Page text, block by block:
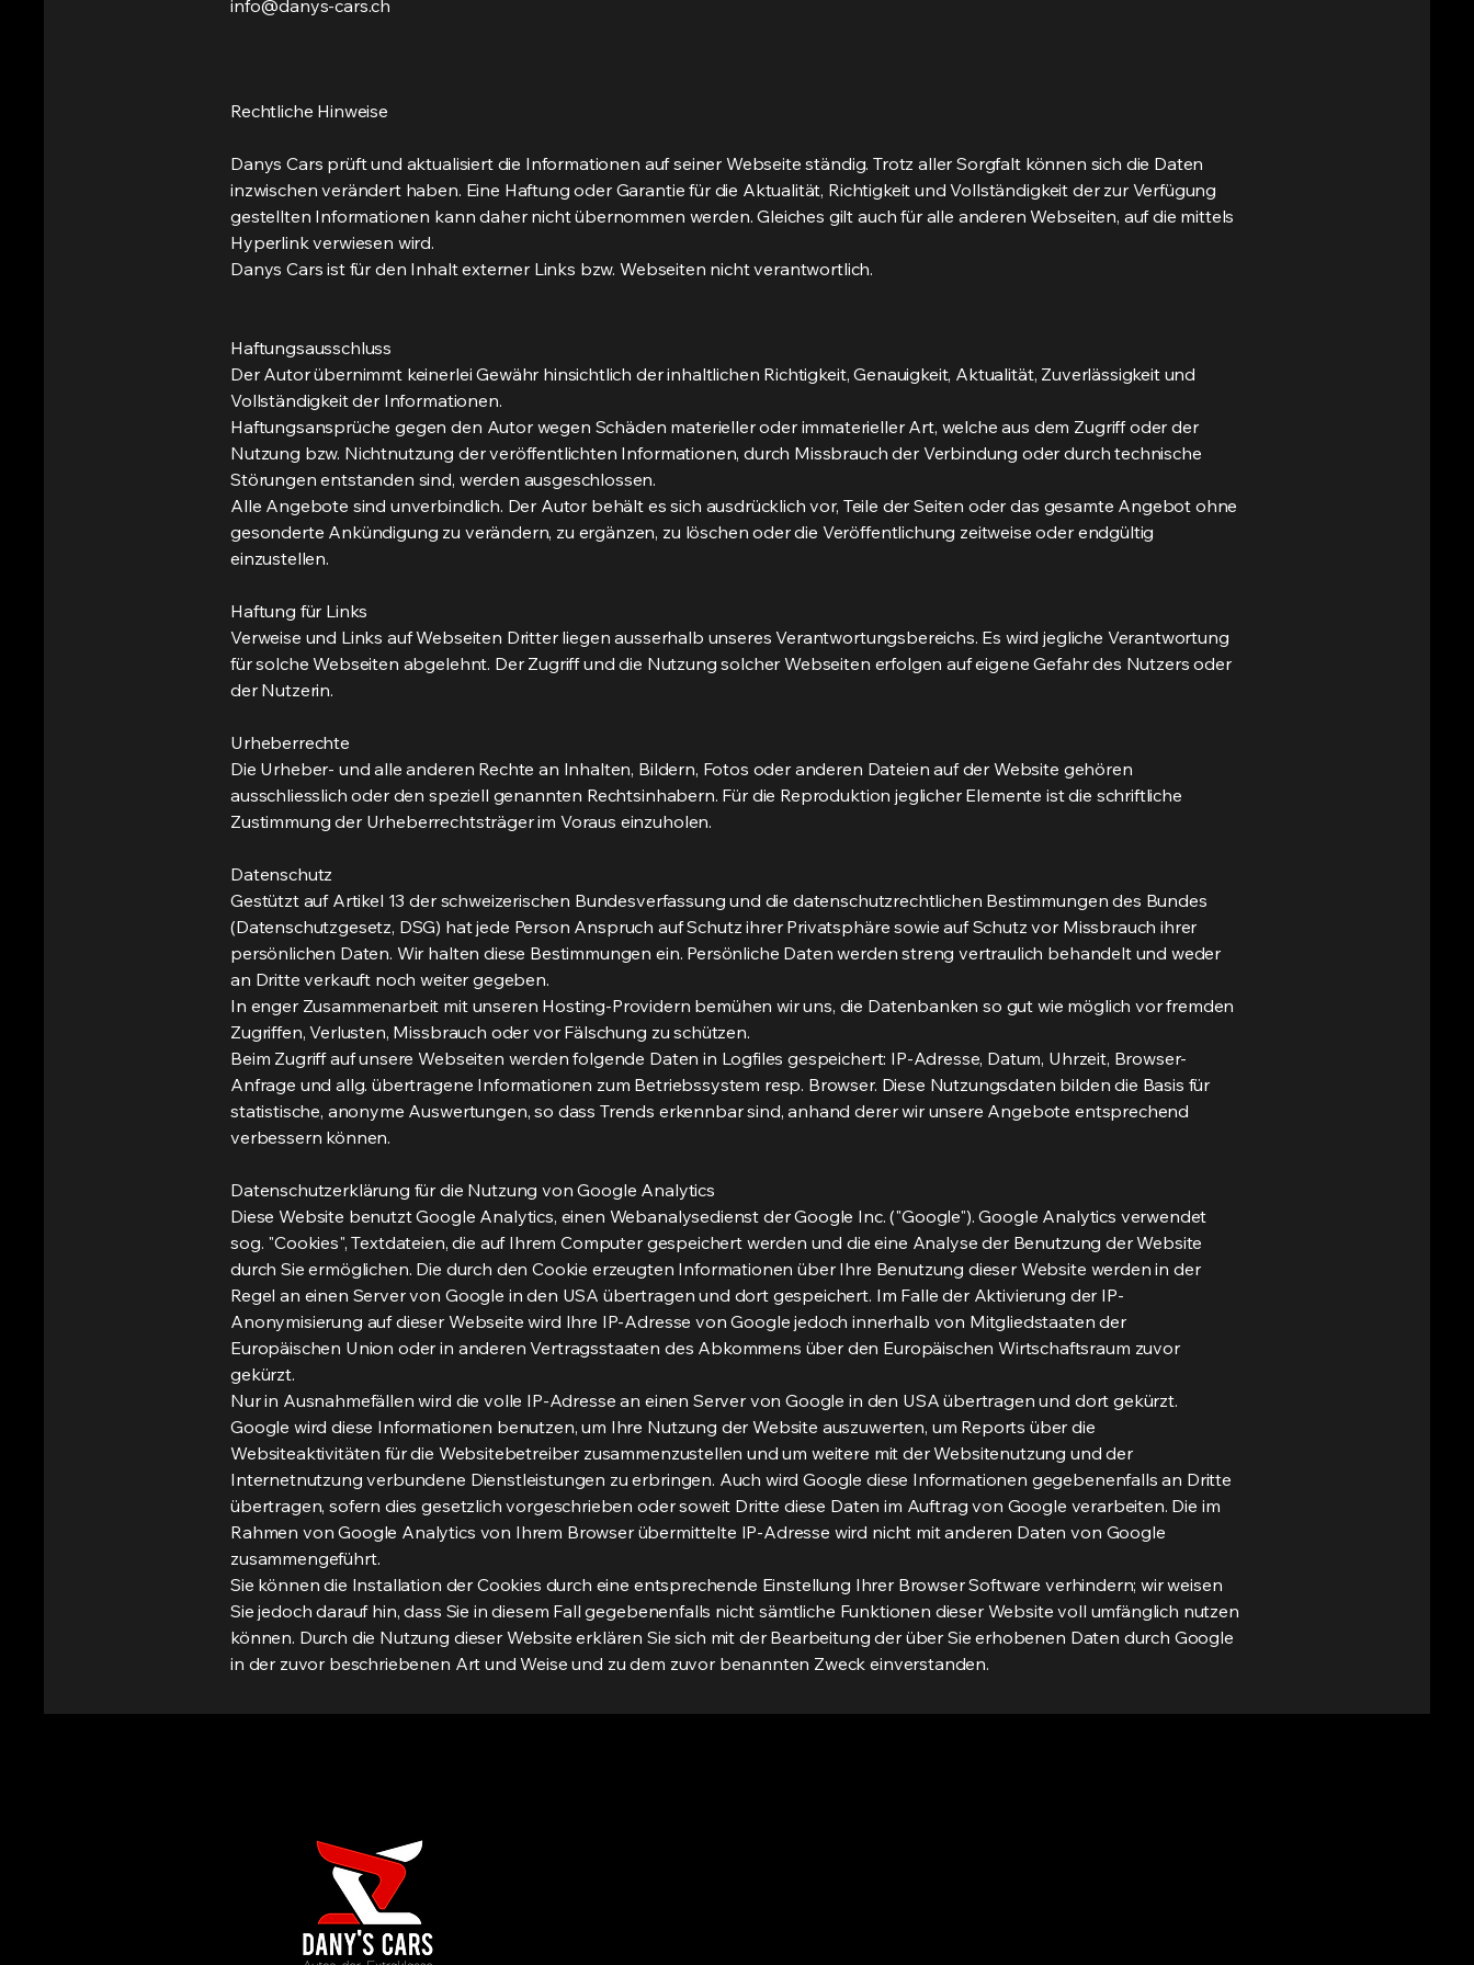
info@danys-cars.ch
Rechtliche Hinweise
Danys Cars prüft und aktualisiert die Informationen auf seiner Webseite ständig. Trotz aller Sorgfalt können sich die Daten
inzwischen verändert haben. Eine Haftung oder Garantie für die Aktualität, Richtigkeit und Vollständigkeit der zur Verfügung
gestellten Informationen kann daher nicht übernommen werden. Gleiches gilt auch für alle anderen Webseiten, auf die mittels
Hyperlink verwiesen wird.
Danys Cars ist für den Inhalt externer Links bzw. Webseiten nicht verantwortlich.
Haftungsausschluss
Der Autor übernimmt keinerlei Gewähr hinsichtlich der inhaltlichen Richtigkeit, Genauigkeit, Aktualität, Zuverlässigkeit und
Vollständigkeit der Informationen.
Haftungsansprüche gegen den Autor wegen Schäden materieller oder immaterieller Art, welche aus dem Zugriff oder der
Nutzung bzw. Nichtnutzung der veröffentlichten Informationen, durch Missbrauch der Verbindung oder durch technische
Störungen entstanden sind, werden ausgeschlossen.
Alle Angebote sind unverbindlich. Der Autor behält es sich ausdrücklich vor, Teile der Seiten oder das gesamte Angebot ohne
gesonderte Ankündigung zu verändern, zu ergänzen, zu löschen oder die Veröffentlichung zeitweise oder endgültig
einzustellen.
Haftung für Links
Verweise und Links auf Webseiten Dritter liegen ausserhalb unseres Verantwortungsbereichs. Es wird jegliche Verantwortung
für solche Webseiten abgelehnt. Der Zugriff und die Nutzung solcher Webseiten erfolgen auf eigene Gefahr des Nutzers oder
der Nutzerin.
Urheberrechte
Die Urheber- und alle anderen Rechte an Inhalten, Bildern, Fotos oder anderen Dateien auf der Website gehören
ausschliesslich oder den speziell genannten Rechtsinhabern. Für die Reproduktion jeglicher Elemente ist die schriftliche
Zustimmung der Urheberrechtsträger im Voraus einzuholen.
Datenschutz
Gestützt auf Artikel 13 der schweizerischen Bundesverfassung und die datenschutzrechtlichen Bestimmungen des Bundes
(Datenschutzgesetz, DSG) hat jede Person Anspruch auf Schutz ihrer Privatsphäre sowie auf Schutz vor Missbrauch ihrer
persönlichen Daten. Wir halten diese Bestimmungen ein. Persönliche Daten werden streng vertraulich behandelt und weder
an Dritte verkauft noch weiter gegeben.
In enger Zusammenarbeit mit unseren Hosting-Providern bemühen wir uns, die Datenbanken so gut wie möglich vor fremden
Zugriffen, Verlusten, Missbrauch oder vor Fälschung zu schützen.
Beim Zugriff auf unsere Webseiten werden folgende Daten in Logfiles gespeichert: IP-Adresse, Datum, Uhrzeit, Browser-
Anfrage und allg. übertragene Informationen zum Betriebssystem resp. Browser. Diese Nutzungsdaten bilden die Basis für
statistische, anonyme Auswertungen, so dass Trends erkennbar sind, anhand derer wir unsere Angebote entsprechend
verbessern können.
Datenschutzerklärung für die Nutzung von Google Analytics
Diese Website benutzt Google Analytics, einen Webanalysedienst der Google Inc. ("Google"). Google Analytics verwendet
sog. "Cookies", Textdateien, die auf Ihrem Computer gespeichert werden und die eine Analyse der Benutzung der Website
durch Sie ermöglichen. Die durch den Cookie erzeugten Informationen über Ihre Benutzung dieser Website werden in der
Regel an einen Server von Google in den USA übertragen und dort gespeichert. Im Falle der Aktivierung der IP-
Anonymisierung auf dieser Webseite wird Ihre IP-Adresse von Google jedoch innerhalb von Mitgliedstaaten der
Europäischen Union oder in anderen Vertragsstaaten des Abkommens über den Europäischen Wirtschaftsraum zuvor
gekürzt.
Nur in Ausnahmefällen wird die volle IP-Adresse an einen Server von Google in den USA übertragen und dort gekürzt.
Google wird diese Informationen benutzen, um Ihre Nutzung der Website auszuwerten, um Reports über die
Websiteaktivitäten für die Websitebetreiber zusammenzustellen und um weitere mit der Websitenutzung und der
Internetnutzung verbundene Dienstleistungen zu erbringen. Auch wird Google diese Informationen gegebenenfalls an Dritte
übertragen, sofern dies gesetzlich vorgeschrieben oder soweit Dritte diese Daten im Auftrag von Google verarbeiten. Die im
Rahmen von Google Analytics von Ihrem Browser übermittelte IP-Adresse wird nicht mit anderen Daten von Google
zusammengeführt.
Sie können die Installation der Cookies durch eine entsprechende Einstellung Ihrer Browser Software verhindern; wir weisen
Sie jedoch darauf hin, dass Sie in diesem Fall gegebenenfalls nicht sämtliche Funktionen dieser Website voll umfänglich nutzen
können. Durch die Nutzung dieser Website erklären Sie sich mit der Bearbeitung der über Sie erhobenen Daten durch Google
in der zuvor beschriebenen Art und Weise und zu dem zuvor benannten Zweck einverstanden.